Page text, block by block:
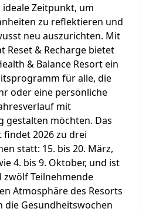
ideale Zeitpunkt, um
zu reflektieren und
neu auszurichten. Mit
Reset & Recharge bietet
& Balance Resort ein
für alle, die
oder eine persönliche
mit
gestalten möchten. Das
2026 zu drei
statt: 15. bis 20. März,
4. bis 9. Oktober, und ist
Teilnehmende
Atmosphäre des Resorts
die Gesundheitswochen